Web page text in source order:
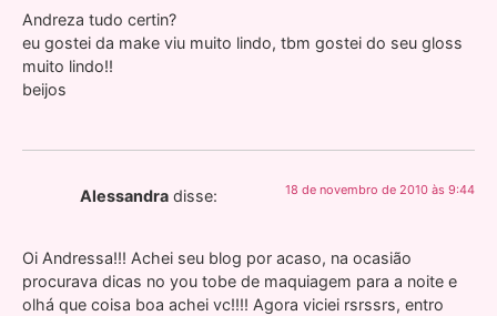
Andreza tudo certin?
eu gostei da make viu muito lindo, tbm gostei do seu gloss
muito lindo!!
beijos
Alessandra disse: 18 de novembro de 2010 às 9:44
Oi Andressa!!! Achei seu blog por acaso, na ocasião
procurava dicas no you tobe de maquiagem para a noite e
olhá que coisa boa achei vc!!!! Agora viciei rsrssrs, entro